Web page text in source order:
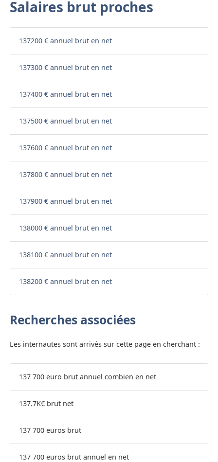
Salaires brut proches
137200 € annuel brut en net
137300 € annuel brut en net
137400 € annuel brut en net
137500 € annuel brut en net
137600 € annuel brut en net
137800 € annuel brut en net
137900 € annuel brut en net
138000 € annuel brut en net
138100 € annuel brut en net
138200 € annuel brut en net
Recherches associées
Les internautes sont arrivés sur cette page en cherchant :
137 700 euro brut annuel combien en net
137.7K€ brut net
137 700 euros brut
137 700 euros brut annuel en net